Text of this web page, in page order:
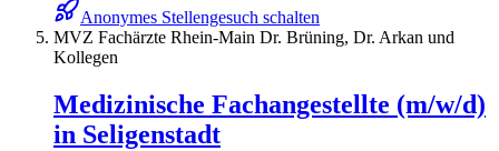
Anonymes Stellengesuch schalten
MVZ Fachärzte Rhein-Main Dr. Brüning, Dr. Arkan und
Kollegen
Medizinische Fachangestellte (m/w/d)
in Seligenstadt